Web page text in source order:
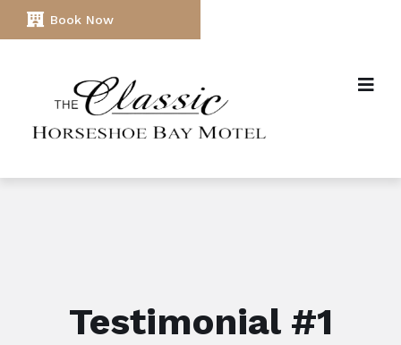
Book Now
Testimonial #1